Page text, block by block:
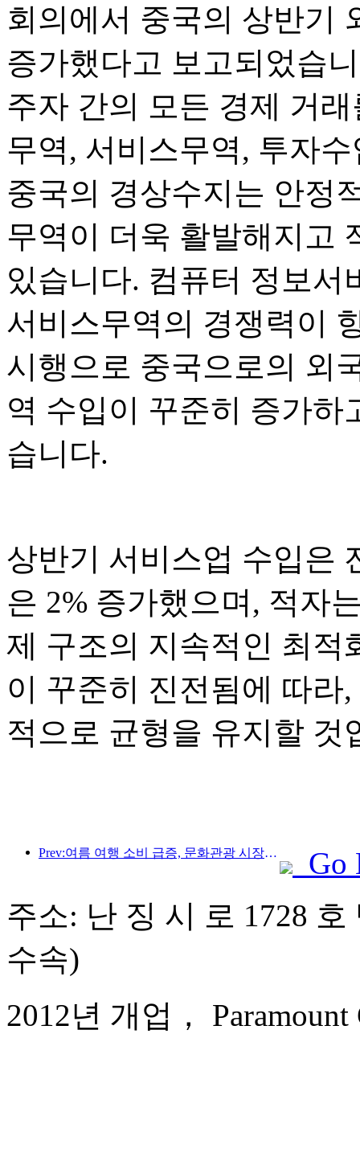
회의에서 중국의 상반기
증가했다고 보고되었습
주자 간의 모든 경제 거
무역, 서비스무역, 투자
중국의 경상수지는 안정
무역이 더욱 활발해지고
있습니다. 컴퓨터 정보서
서비스무역의 경쟁력이
시행으로 중국으로의 외
역 수입이 꾸준히 증가하
습니다.
상반기 서비스업 수입은
은 2% 증가했으며, 적자
제 구조의 지속적인 최적
이 꾸준히 진전됨에 따라
적으로 균형을 유지할 것
Prev:여름 여행 소비 급증, 문화관광 시장 혁신·업그레이드
Go
주소: 난 징 시 로 1728
수속)
2012년 개업，